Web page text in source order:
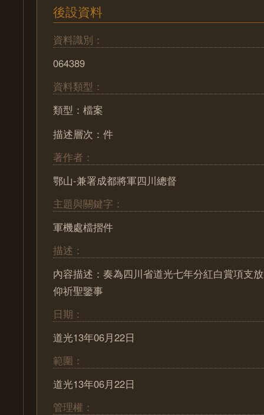
後設資料
資料識別：
064389
資料類型：
類型：檔案
描述層次：件
著作者：
鄂山-兼署成都將軍四川總督
主題與關鍵字：
軍機處檔摺件
描述：
內容描述：奏為四川省道光七年分紅白賞項支
仰祈聖鑒事
日期：
道光13年06月22日
範圍：
道光13年06月22日
管理權：